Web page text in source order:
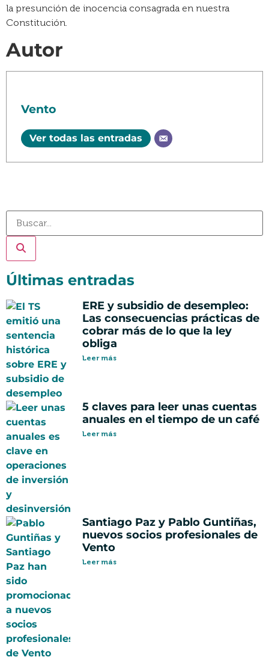
la presunción de inocencia consagrada en nuestra
Constitución.
Autor
Vento
Ver todas las entradas
Últimas entradas
ERE y subsidio de desempleo:
Las consecuencias prácticas de
cobrar más de lo que la ley
obliga
Leer más
5 claves para leer unas cuentas
anuales en el tiempo de un café
Leer más
Santiago Paz y Pablo Guntiñas,
nuevos socios profesionales de
Vento
Leer más